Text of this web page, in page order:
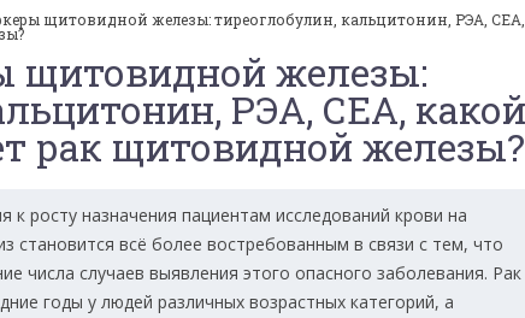
щитовидной железы: тиреоглобулин, кальцитонин, РЭА, СЕА,
щитовидной железы:
РЭА, СЕА, какой
рак щитовидной железы?
к росту назначения пациентам исследований крови на
становится всё более востребованным в связи с тем, что
числа случаев выявления этого опасного заболевания. Рак
годы у людей различных возрастных категорий, а